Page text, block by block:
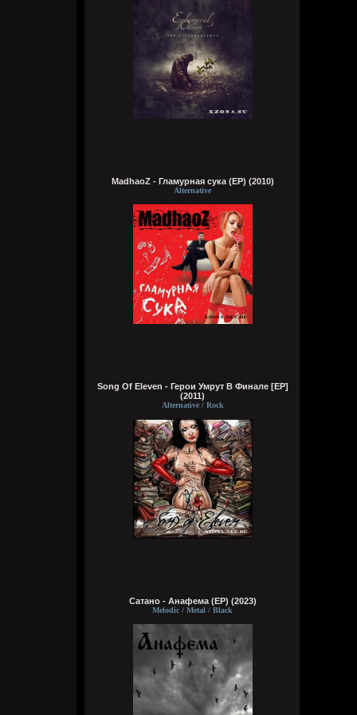
Brenton Trollant
Вчера в 08:48:02
Ты можешь просто молчать нихуя не
говорить???
Вчера в 04:11:33
На острове Врангеля не хочу, там может
и тюлени лапочки. Зато полярники друг
друга в жопу ебут в холодные полярные
ночи. Ну, они чтобы согреться и не
сдохнуть от тоски, поэтому можно их
понять. Почему нельзя на метеостанции
жить бабам с мужиками, было бы весело
Wirtuozik
Вчера в 04:05:37
Хочу жить на Соловках или на Валааме.
Вместе с монахами бухать и ебать
монашек. На Афоне не хочу. Они там без
баб живут, но при этом у них есть там
секс, по-любому
Wirtuozik
Вчера в 04:02:32
Деревянные церкви Руси
Bestial
MadhaoZ - Гламурная сука (EP) (2010)
Alternative
Song Of Eleven - Герои Умрут В Финале [EP]
(2011)
Alternative / Rock
Сатано - Анафема (EP) (2023)
Melodic / Metal / Black